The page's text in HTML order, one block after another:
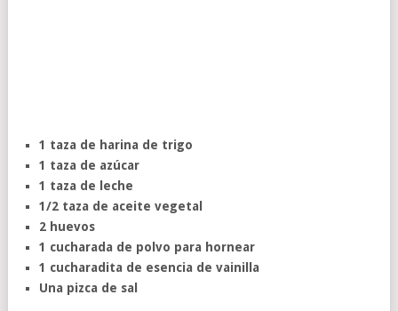
1 taza de harina de trigo
1 taza de azúcar
1 taza de leche
1/2 taza de aceite vegetal
2 huevos
1 cucharada de polvo para hornear
1 cucharadita de esencia de vainilla
Una pizca de sal